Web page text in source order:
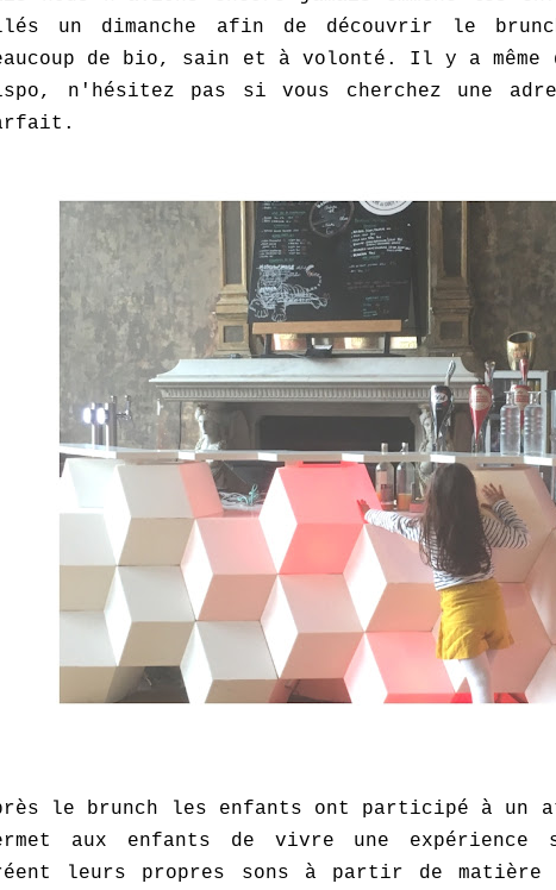
un dimanche afin de découvrir le
de bio, sain et à volonté. Il y a même
n'hésitez pas si vous cherchez une
le brunch les enfants ont participé à un
aux enfants de vivre une
leurs propres sons à partir de matière